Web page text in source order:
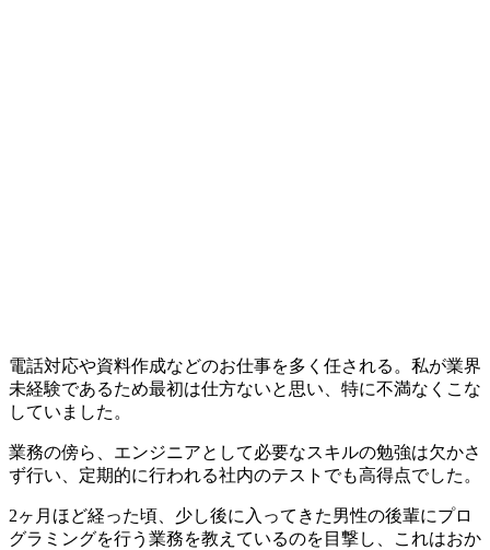
電話対応や資料作成などのお仕事を多く任される。私が業界
未経験であるため最初は仕方ないと思い、特に不満なくこな
していました。
業務の傍ら、エンジニアとして必要なスキルの勉強は欠かさ
ず行い、定期的に行われる社内のテストでも高得点でした。
2ヶ月ほど経った頃、少し後に入ってきた男性の後輩にプロ
グラミングを行う業務を教えているのを目撃し、これはおか